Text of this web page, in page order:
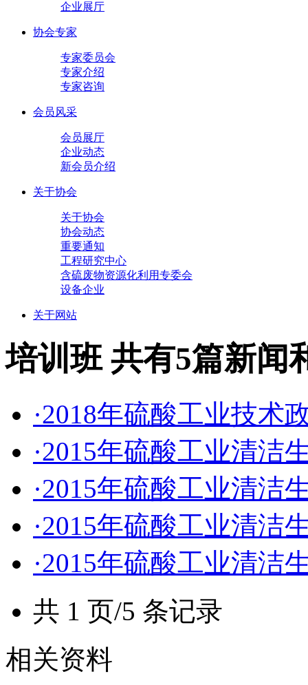
企业展厅
协会专家
专家委员会
专家介绍
专家咨询
会员风采
会员展厅
企业动态
新会员介绍
关于协会
关于协会
协会动态
重要通知
工程研究中心
含硫废物资源化利用专委会
设备企业
关于网站
培训班 共有5篇新闻
·2018年硫酸工业技术
·2015年硫酸工业清洁
·2015年硫酸工业清洁
·2015年硫酸工业清洁
·2015年硫酸工业清洁
共 1 页/5 条记录
相关资料